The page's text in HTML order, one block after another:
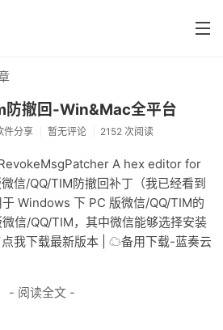
分类
闲聊
Linux
WordPress
活动分享
防撤回-Win&Mac全平台
件分享 暂无评论 2152 次阅读
A hex editor for
信/QQ/TIM防撤回补丁（我已经看到
Windows 下 PC 版微信/QQ/TIM的
信/QQ/TIM，其中微信能够选择安装
点我下载最新版本 | ☁备用下载-蓝奏云
- 阅读全文 -